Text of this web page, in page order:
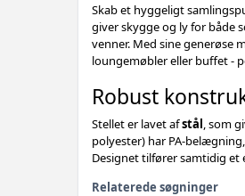
Skab et hyggeligt
giver skygge og ly for både
venner. Med sine generøse
loungemøbler eller buffet -
Robust
Stellet er lavet afstål, som
polyester) har PA-
Designet tilfører samtidig et
Relaterede søgninger